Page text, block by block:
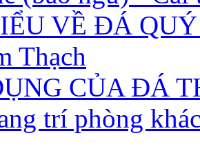
VỀ ĐÁ QUÝ
Thạch
CỦA ĐÁ
trí phòng